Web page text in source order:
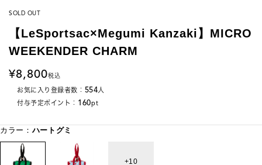
SOLD OUT
【LeSportsac×Megumi Kanzaki】MICRO
WEEKENDER CHARM
8,800税込
お気に入り登録者数： 554人
付与予定ポイント： 160pt
カラー： ハートグミ
10